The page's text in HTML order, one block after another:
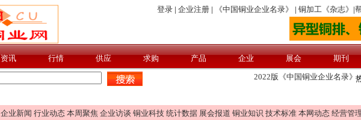
企业新闻 行业动态 本周聚焦 企业访谈 铜业科技 统计数据 展会报道 铜业知识 技术标准 本网动态 经营管